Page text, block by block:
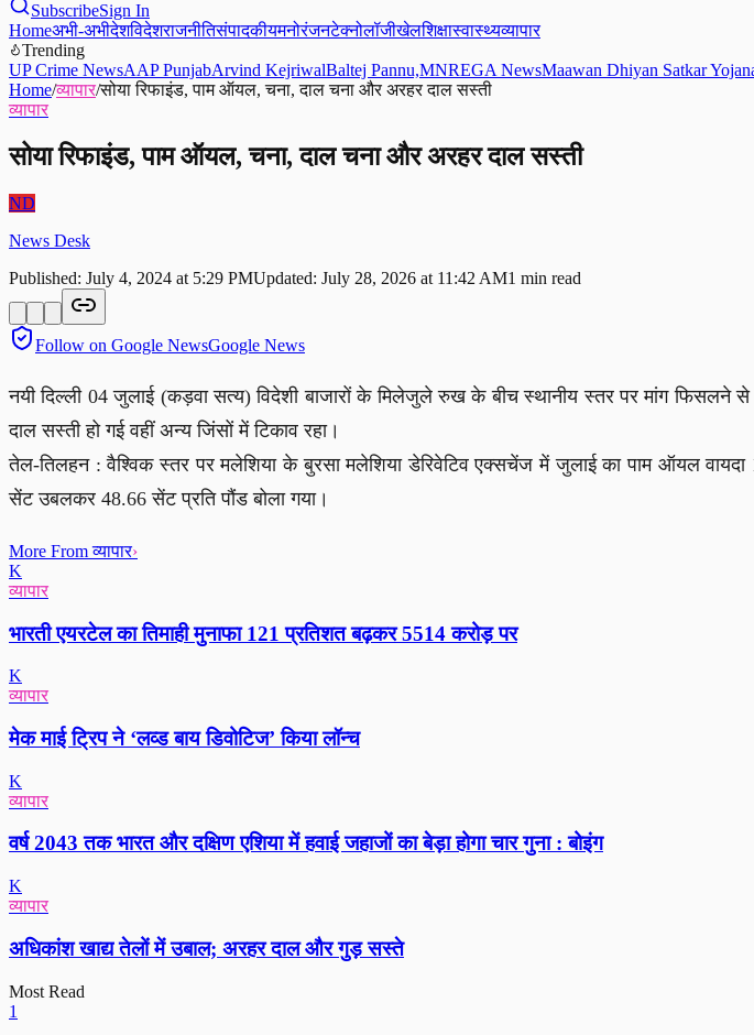
SubscribeSign In
Homeअभी-अभीदेशविदेशराजनीतिसंपादकीयमनोरंजनटेक्नोलॉजीखेलशिक्षास्वास्थ्यव्यापार
Trending
UP Crime NewsAAP PunjabArvind KejriwalBaltej Pannu,MNREGA NewsMaawan Dhiyan Satkar
Home/व्यापार/सोया रिफाइंड, पाम ऑयल, चना, दाल चना और अरहर दाल सस्ती
व्यापार
सोया रिफाइंड, पाम ऑयल, चना, दाल चना और अरहर दाल सस्ती
ND
News Desk
Published: July 4, 2024 at 5:29 PMUpdated: July 28, 2026 at 11:42 AM1 min read
Follow on Google NewsGoogle News
नयी दिल्ली 04 जुलाई (कड़वा सत्य) विदेशी बाजारों के मिलेजुले रुख के बीच स्थानीय स्तर पर मांग
दाल सस्ती हो गई वहीं अन्य जिंसों में टिकाव रहा।
तेल-तिलहन : वैश्विक स्तर पर मलेशिया के बुरसा मलेशिया डेरिवेटिव एक्सचेंज में जुलाई का पाम ऑयल
सेंट उबलकर 48.66 सेंट प्रति पौंड बोला गया।
More From व्यापार›
K
व्यापार
भारती एयरटेल का तिमाही मुनाफा 121 प्रतिशत बढ़कर 5514 करोड़ पर
K
व्यापार
मेक माई ट्रिप ने ‘लव्ड बाय डिवोटिज’ किया लॉन्च
K
व्यापार
वर्ष 2043 तक भारत और दक्षिण एशिया में हवाई जहाजों का बेड़ा होगा चार गुना : बोइंग
K
व्यापार
अधिकांश खाद्य तेलों में उबाल; अरहर दाल और गुड़ सस्ते
Most Read
1